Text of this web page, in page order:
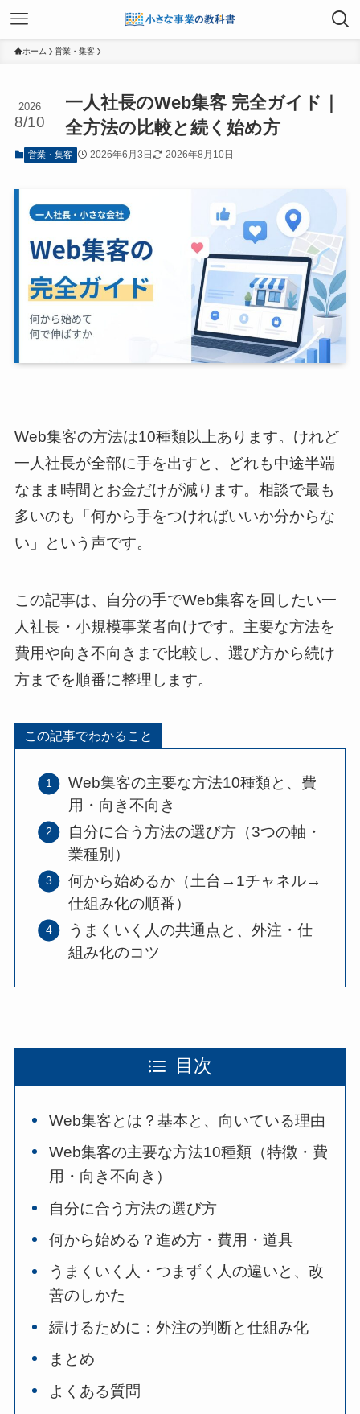
ホーム 営業・集客
一人社長のWeb集客 完全ガイド｜
全方法の比較と続く始め方
2026
8/10
営業・集客 2026年6月3日 2026年8月10日
Web集客の方法は10種類以上あります。けれど
一人社長が全部に手を出すと、どれも中途半端
なまま時間とお金だけが減ります。相談で最も
多いのも「何から手をつければいいか分からな
い」という声です。
この記事は、自分の手でWeb集客を回したい一
人社長・小規模事業者向けです。主要な方法を
費用や向き不向きまで比較し、選び方から続け
方までを順番に整理します。
この記事でわかること
Web集客の主要な方法10種類と、費
用・向き不向き
自分に合う方法の選び方（3つの軸・
業種別）
何から始めるか（土台→1チャネル→
仕組み化の順番）
うまくいく人の共通点と、外注・仕
組み化のコツ
目次
Web集客とは？基本と、向いている理由
Web集客の主要な方法10種類（特徴・費
用・向き不向き）
自分に合う方法の選び方
何から始める？進め方・費用・道具
うまくいく人・つまずく人の違いと、改
善のしかた
続けるために：外注の判断と仕組み化
まとめ
よくある質問